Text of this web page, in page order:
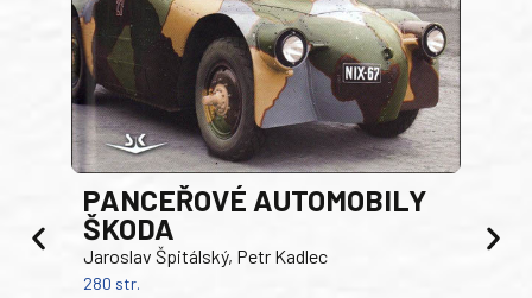
PANCEŘOVÉ AUTOMOBILY
ŠKODA
Jaroslav Špitálský, Petr Kadlec
280 str.